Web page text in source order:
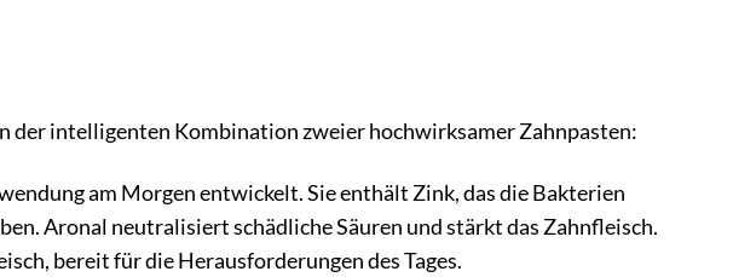
der intelligenten Kombination zweier hochwirksamer Zahnpasten:
am Morgen entwickelt. Sie enthält Zink, das die Bakterien
Aronal neutralisiert schädliche Säuren und stärkt das Zahnfleisch.
bereit für die Herausforderungen des Tages.